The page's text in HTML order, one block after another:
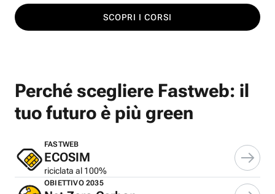
SCOPRI I CORSI
Perché scegliere Fastweb: il
tuo futuro è più green
FASTWEB
ECOSIM
riciclata al 100%
OBIETTIVO 2035